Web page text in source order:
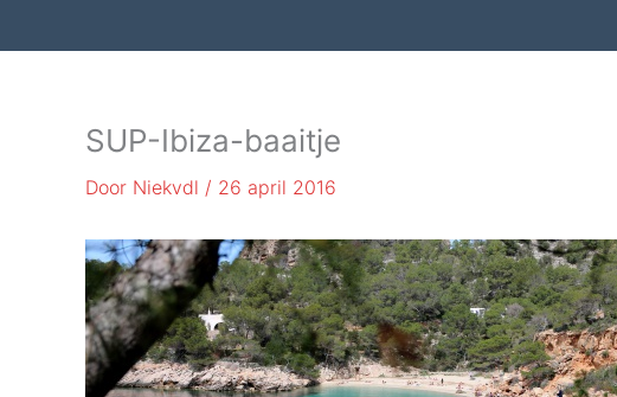
SUP-Ibiza-baaitje
Door Niekvdl / 26 april 2016